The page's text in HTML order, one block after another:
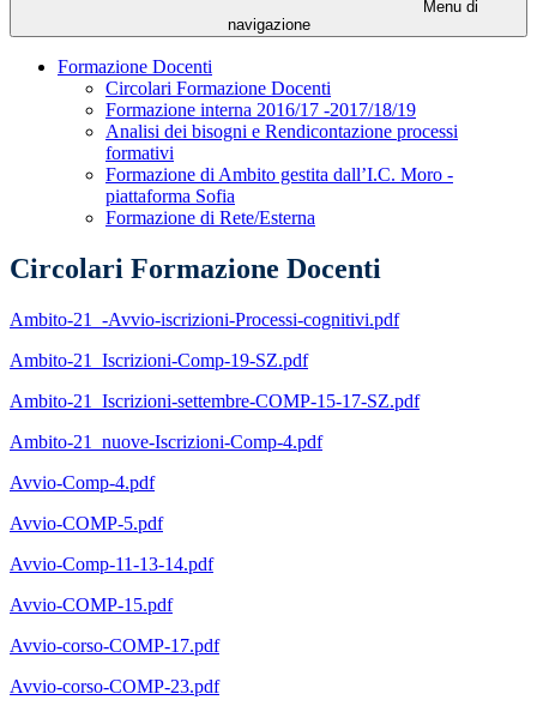
Menu di
navigazione
Formazione Docenti
Circolari Formazione Docenti
Formazione interna 2016/17 -2017/18/19
Analisi dei bisogni e Rendicontazione processi
formativi
Formazione di Ambito gestita dall’I.C. Moro -
piattaforma Sofia
Formazione di Rete/Esterna
Circolari Formazione Docenti
Ambito-21_-Avvio-iscrizioni-Processi-cognitivi.pdf
Ambito-21_Iscrizioni-Comp-19-SZ.pdf
Ambito-21_Iscrizioni-settembre-COMP-15-17-SZ.pdf
Ambito-21_nuove-Iscrizioni-Comp-4.pdf
Avvio-Comp-4.pdf
Avvio-COMP-5.pdf
Avvio-Comp-11-13-14.pdf
Avvio-COMP-15.pdf
Avvio-corso-COMP-17.pdf
Avvio-corso-COMP-23.pdf